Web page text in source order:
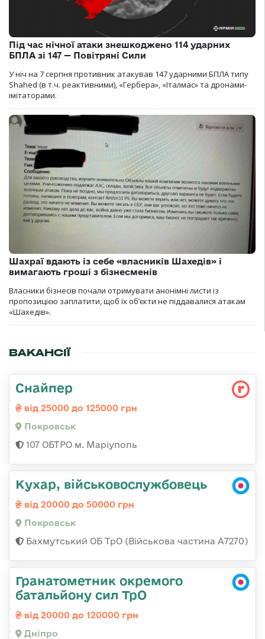
Під час нічної атаки знешкоджено 114 ударних
БПЛА зі 147 — Повітряні Сили
У ніч на 7 серпня противник атакував 147 ударними БПЛА типу
Shahed (в т.ч. реактивними), «Гербера», «Італмас» та дронами-
імітаторами.
Шахраї вдають із себе «власників Шахедів» і
вимагають гроші з бізнесменів
Власники бізнесів почали отримувати анонімні листи із
пропозицією заплатити, щоб їх об’єкти не піддавалися атакам
«Шахедів».
ВАКАНСІЇ
Снайпер
від 25000 до 125000 грн
Покровськ
107 ОБТРО м. Маріуполь
Кухар, військовослужбовець
від 20000 до 50000 грн
Покровськ
Бахмутський ОБ ТрО (Військова частина А7270)
Гранатометник окремого
батальйону сил ТрО
від 20000 до 120000 грн
Дніпро